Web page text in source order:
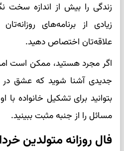
زندگی را بیش از اندازه
زیادی از برنامه‌های
علاقه‌تان اختصاص دهید.
اگر مجرد هستید، ممکن است
جدیدی آشنا شوید که عشق در
بتوانید برای تشکیل خانواده با
مسائل را از جنبه مثبت ببینید.
فال روزانه متولدین